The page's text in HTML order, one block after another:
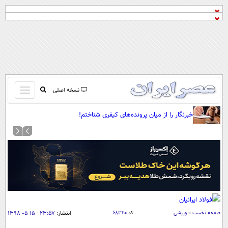
نسخه اصلی
باز
و
کردن
صفحه اول
آرشیو
نظرسنجی
آب و هوا
اوقات شرعی
سواد زندگی
خبرنگار را از میان پرونده‌های کیفری شناختم!
صفحه نخست » ورزشی کد۶۸۳۱۱۰ انتشار: ۲۳:۵۷ - ۱۵-۰۵-۱۳۹۸